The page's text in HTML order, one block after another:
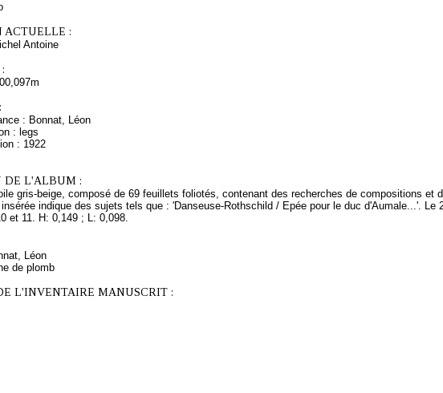
ACTUELLE :
Antoine
: Bonnat, Léon
: legs
: 1922
DE L'ALBUM :
gris-beige, composé de 69 feuillets foliotés, contenant des recherches de compositions et
indique des sujets tels que : 'Danseuse-Rothschild / Epée pour le duc d'Aumale...'. Le
et 11. H: 0,149 ; L: 0,098.
Léon
de plomb
L'INVENTAIRE MANUSCRIT :